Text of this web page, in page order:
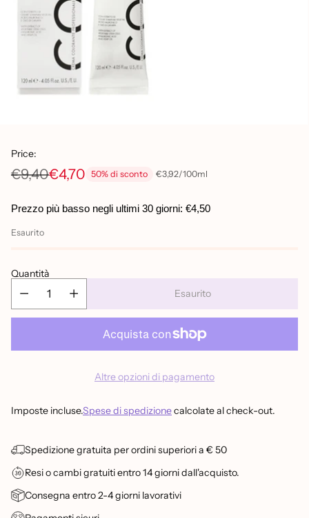
Price:
Prezzo
di
€9,40€4,70 50% di sconto
Prezzo
€3,92/
per 100ml
Prezzo più basso negli ultimi 30 giorni: €4,50
Esaurito
Quantità
Esaurito
Altre opzioni di pagamento
Imposte incluse.Spese di spedizionecalcolate al check-out.
Spedizione gratuita per ordini superiori a € 50
Resi o cambi gratuiti entro 14 giorni dall'acquisto.
Consegna entro 2-4 giorni lavorativi